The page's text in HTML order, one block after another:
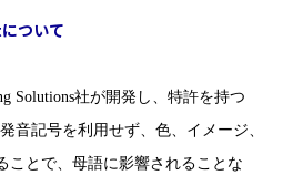
ついて
Solutions社が開発し、特許を持つ
音記号を利用せず、色、イメージ、
ことで、母語に影響されることな